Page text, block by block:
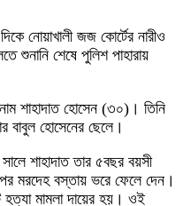
নোয়াখালী জজ কোর্টের নারীও
শুনানি শেষে পুলিশ পাহারায়
নাম শাহাদাত হোসেন (৩০)। তিনি
বাবুল হোসেনের ছেলে।
শাহাদাত তার ৫বছর বয়সী
মরদেহ বস্তায় ভরে ফেলে দেন।
হত্যা মামলা দায়ের হয়। ওই